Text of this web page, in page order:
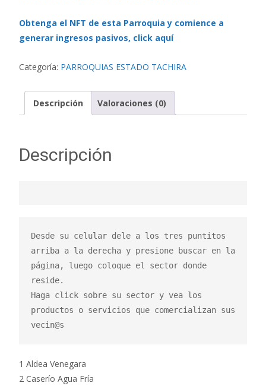
Obtenga el NFT de esta Parroquia y comience a
generar ingresos pasivos, click aquí
Categoría: PARROQUIAS ESTADO TACHIRA
Descripción Valoraciones (0)
Descripción
Desde su celular dele a los tres puntitos
arriba a la derecha y presione buscar en la
página, luego coloque el sector donde
reside.
Haga click sobre su sector y vea los
productos o servicios que comercializan sus
vecin@s
1 Aldea Venegara
2 Caserío Agua Fría